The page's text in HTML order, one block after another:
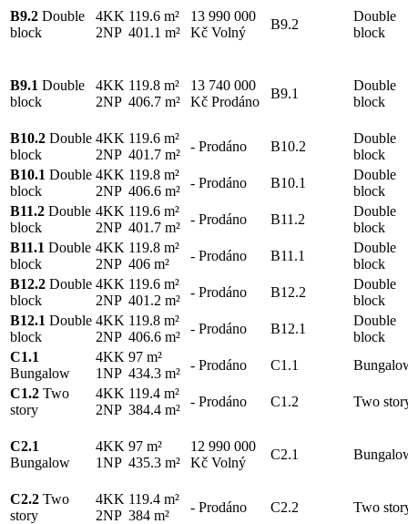
B9.2 Double
block
4KK
2NP
119.6 m²
401.1 m²
13 990 000
Kč Volný
B9.2
Double
block
B9.1 Double
block
4KK
2NP
119.8 m²
406.7 m²
13 740 000
Kč Prodáno
B9.1
Double
block
B10.2 Double
block
4KK
2NP
119.6 m²
401.7 m²
- Prodáno B10.2
Double
block
B10.1 Double
block
4KK
2NP
119.8 m²
406.6 m²
- Prodáno B10.1
Double
block
B11.2 Double
block
4KK
2NP
119.6 m²
401.7 m²
- Prodáno B11.2
Double
block
B11.1 Double
block
4KK
2NP
119.8 m²
406 m²
- Prodáno B11.1
Double
block
B12.2 Double
block
4KK
2NP
119.6 m²
401.2 m²
- Prodáno B12.2
Double
block
B12.1 Double
block
4KK
2NP
119.8 m²
406.6 m²
- Prodáno B12.1
Double
block
C1.1
Bungalow
4KK
1NP
97 m²
434.3 m²
- Prodáno C1.1
C1.2 Two
story
4KK
2NP
119.4 m²
384.4 m²
- Prodáno C1.2 Two
C2.1
Bungalow
4KK
1NP
97 m²
435.3 m²
12 990 000
Kč Volný
C2.1
C2.2 Two
story
4KK
2NP
119.4 m²
384 m²
- Prodáno C2.2 Two